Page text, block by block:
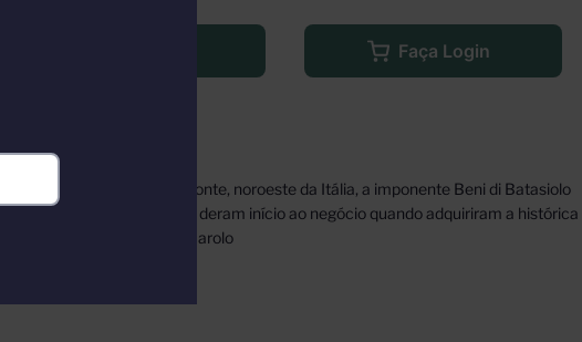
Faça Login
crus Localizada no Piemonte, noroeste da Itália, a imponente Beni di Batasiolo
os irmãos Dogliani que deram início ao negócio quando adquiriram a histórica
prestigiadas áreas do Barolo